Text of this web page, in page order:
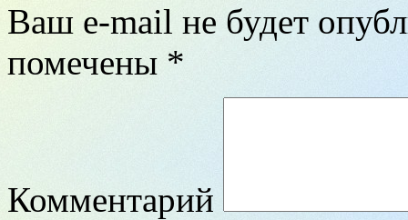
Ваш e-mail не будет
помечены *
Комментарий